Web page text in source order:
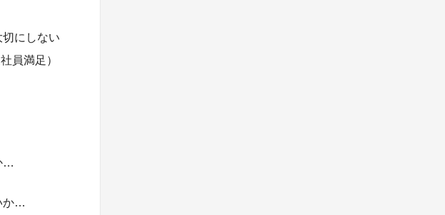
にしない
員満足）
…
か…